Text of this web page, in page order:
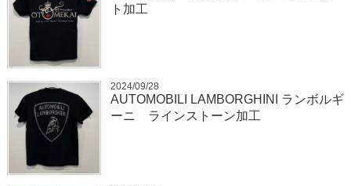
ト加工
2024/09/28
AUTOMOBILI LAMBORGHINI ランボルギ
ーニ ラインストーン加工